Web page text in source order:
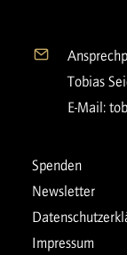
Tobias
E-Mail:
Spenden
Newsletter
Impressum